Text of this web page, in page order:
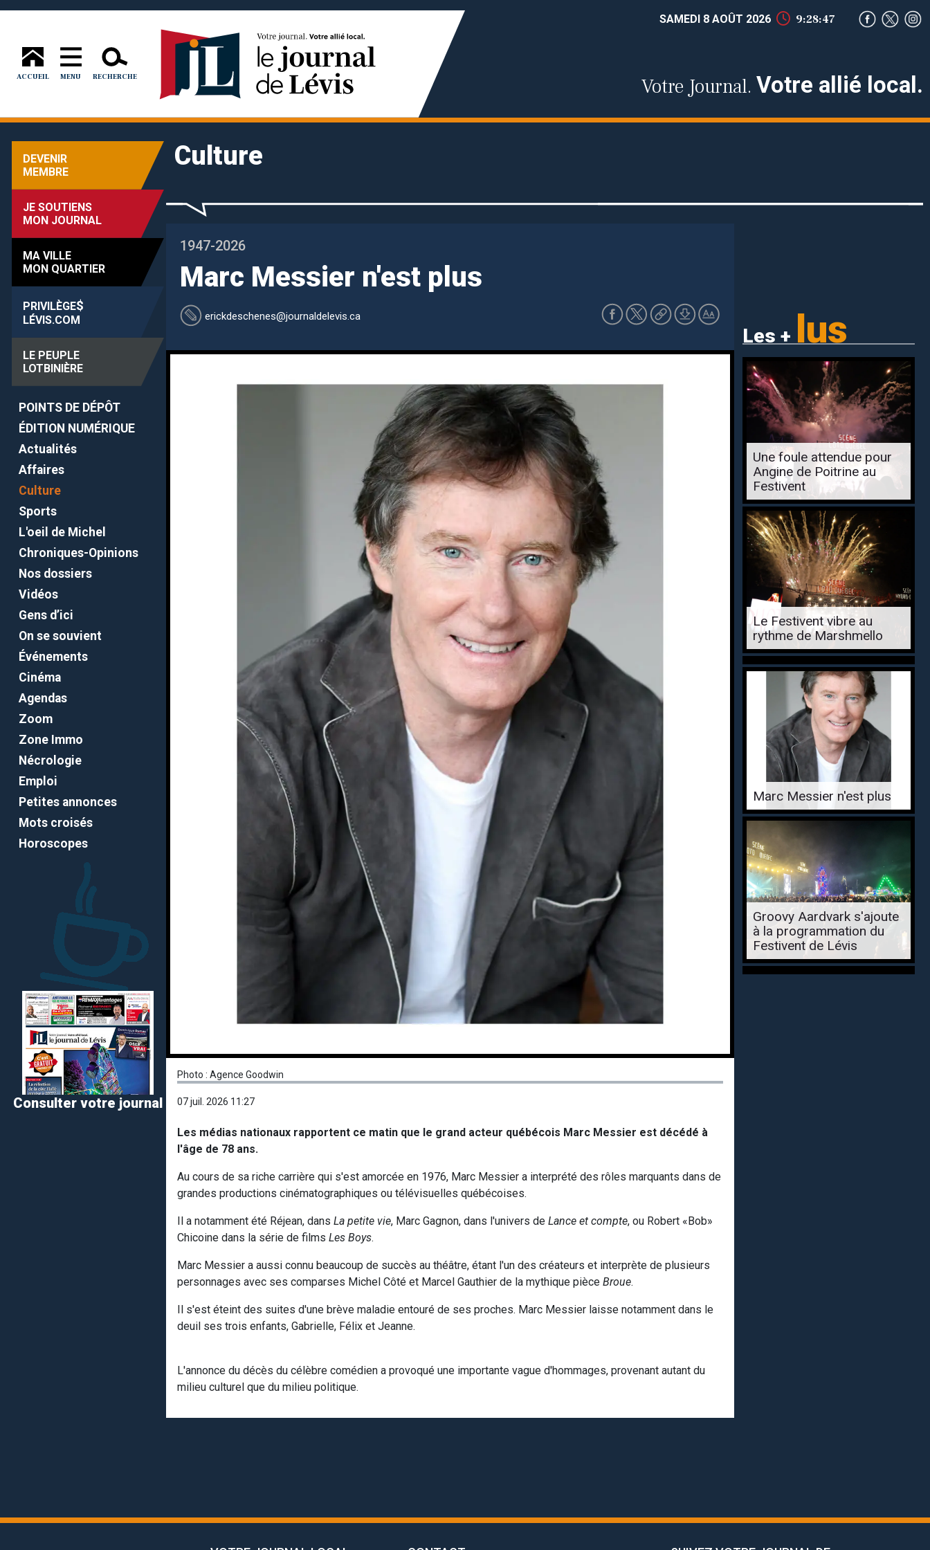
ACCUEIL MENU RECHERCHE
SAMEDI 8 AOÛT 2026 9:28:48
Votre Journal. Votre allié local.
DEVENIR
MEMBRE
JE SOUTIENS
MON JOURNAL
MA VILLE
MON QUARTIER
PRIVILÈGE$
LÉVIS.COM
LE PEUPLE
LOTBINIÈRE
POINTS DE DÉPÔT
ÉDITION NUMÉRIQUE
Actualités
Affaires
Culture
Sports
L'oeil de Michel
Chroniques-Opinions
Nos dossiers
Vidéos
Gens d’ici
On se souvient
Événements
Cinéma
Agendas
Zoom
Zone Immo
Nécrologie
Emploi
Petites annonces
Mots croisés
Horoscopes
Consulter votre journal
Culture
1947-2026
Marc Messier n'est plus
erickdeschenes@journaldelevis.ca
Les + lus
Photo : Agence Goodwin
07 juil. 2026 11:27
Les médias nationaux rapportent ce matin que le grand acteur québécois Marc Messier est décédé à
l'âge de 78 ans.
Au cours de sa riche carrière qui s'est amorcée en 1976, Marc Messier a interprété des rôles marquants dans de
grandes productions cinématographiques ou télévisuelles québécoises.
Il a notamment été Réjean, dans La petite vie, Marc Gagnon, dans l'univers de Lance et compte, ou Robert «Bob»
Chicoine dans la série de films Les Boys.
Marc Messier a aussi connu beaucoup de succès au théâtre, étant l'un des créateurs et interprète de plusieurs
personnages avec ses comparses Michel Côté et Marcel Gauthier de la mythique pièce Broue.
Il s'est éteint des suites d'une brève maladie entouré de ses proches. Marc Messier laisse notamment dans le
deuil ses trois enfants, Gabrielle, Félix et Jeanne.
L'annonce du décès du célèbre comédien a provoqué une importante vague d'hommages, provenant autant du
milieu culturel que du milieu politique.
Une foule attendue pour
Angine de Poitrine au
Festivent
Le Festivent vibre au
rythme de Marshmello
Marc Messier n'est plus
Groovy Aardvark s'ajoute
à la programmation du
Festivent de Lévis